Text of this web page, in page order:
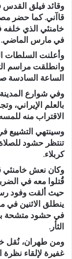
وقائد فيلق القدس
قاآني. كما حضر
خامنئي الذي خلفه
في مارس الماضي.
وأعلنت السلطات
وانطلقت مراسم
الساعة السادسة صباحا (03:00
وفي شوارع
بالعلم الإيراني،
الاقتراب منه
وسينتهي التشييع
تنتظر حشود
كربلاء.
قُتلوا معه في
حيث ألقت وفود
ينطلق الاثنين
في حشود متشحة
الثأر.
ومن طهران، نُقل
غفيرة لإلقاء نظرة